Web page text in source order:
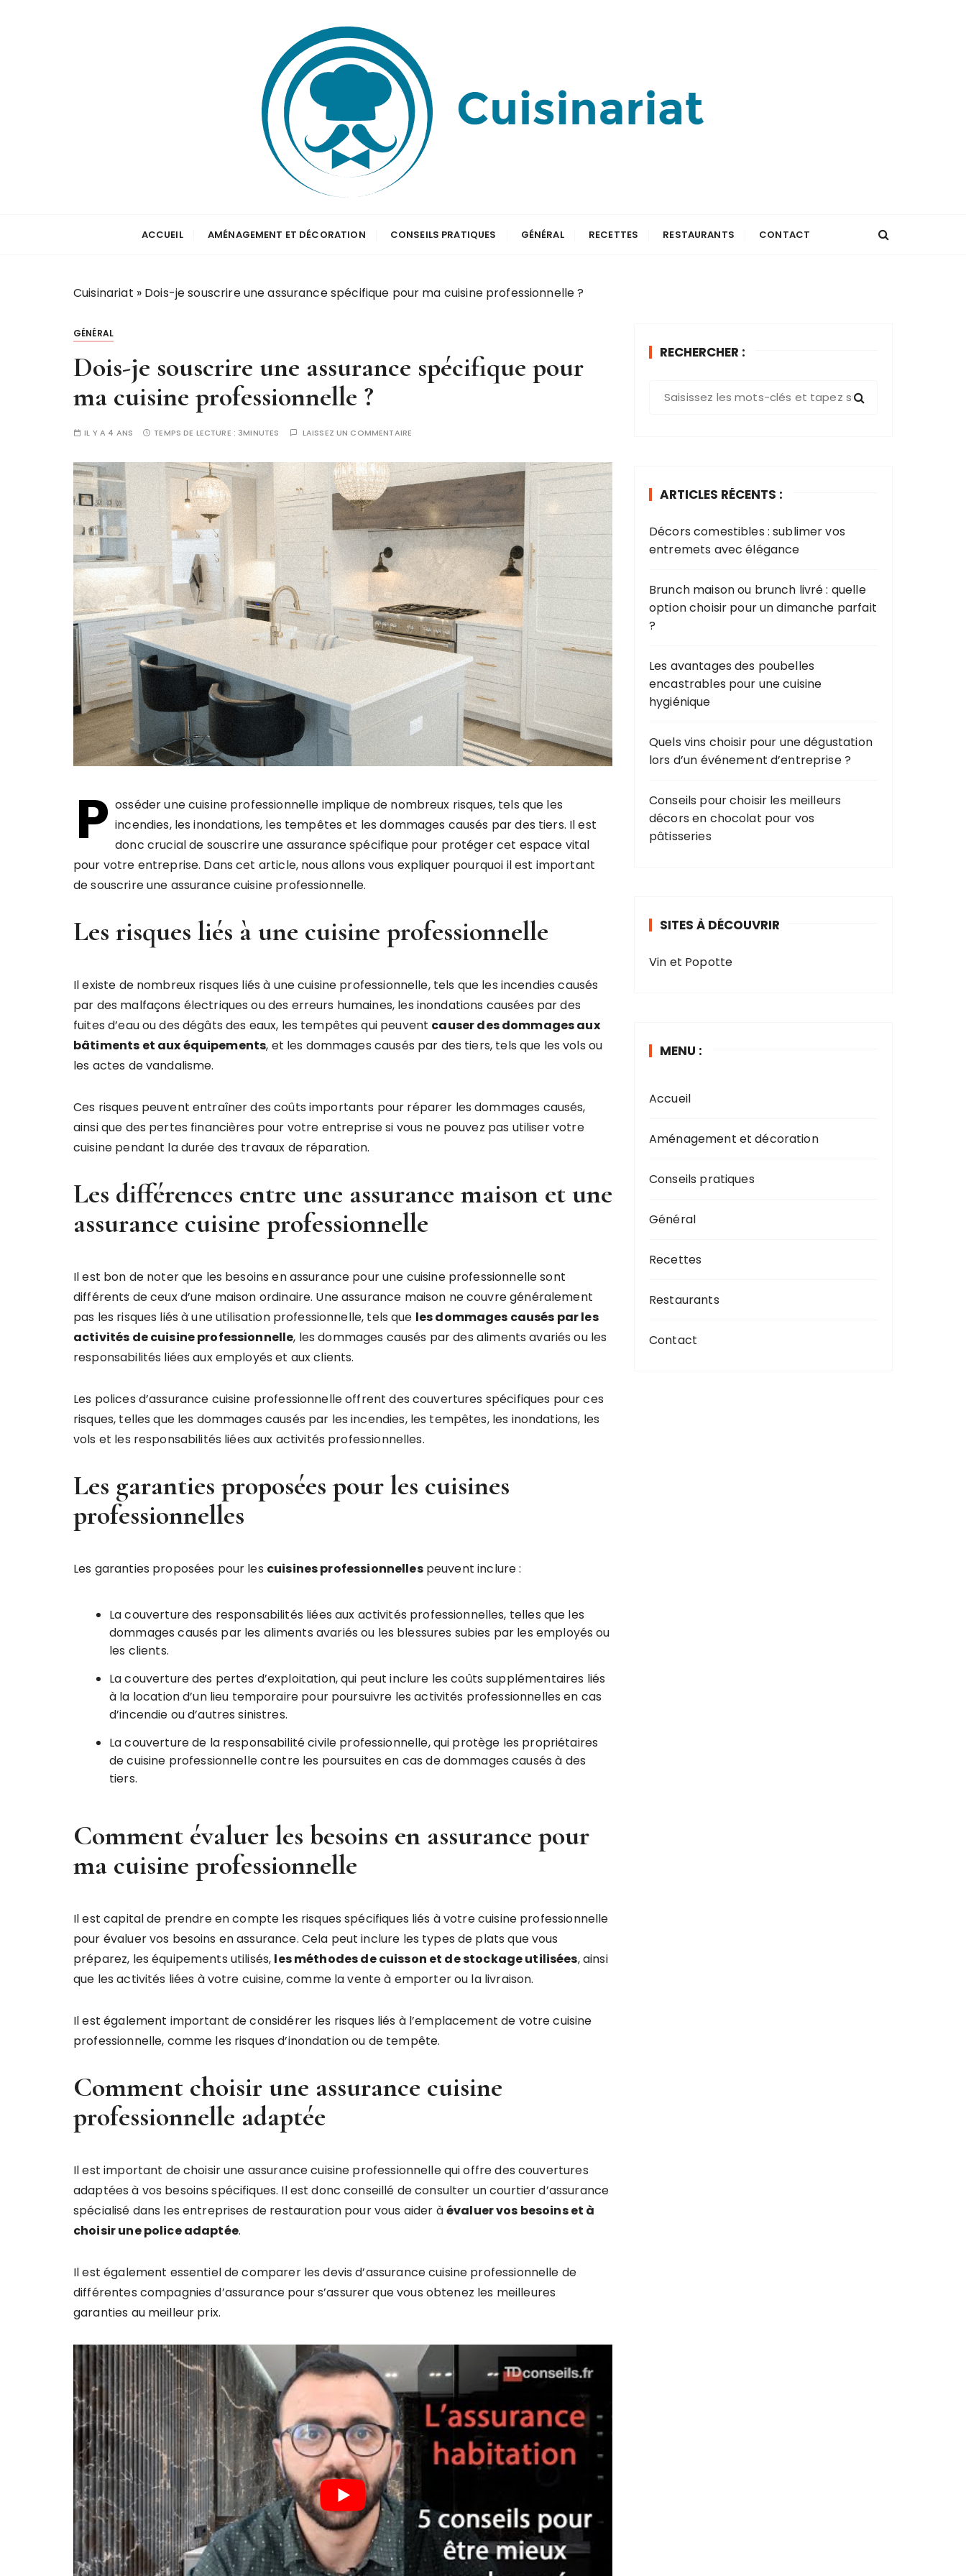
Cuisinariat
ACCUEIL AMÉNAGEMENT ET DÉCORATION CONSEILS PRATIQUES GÉNÉRAL RECETTES RESTAURANTS CONTACT
Cuisinariat » Dois-je souscrire une assurance spécifique pour ma cuisine professionnelle ?
GÉNÉRAL
Dois-je souscrire une assurance spécifique pour
ma cuisine professionnelle ?
IL Y A 4 ANS TEMPS DE LECTURE : 3MINUTES LAISSEZ UN COMMENTAIRE
P osséder une cuisine professionnelle implique de nombreux risques, tels que les
incendies, les inondations, les tempêtes et les dommages causés par des tiers. Il est
donc crucial de souscrire une assurance spécifique pour protéger cet espace vital
pour votre entreprise. Dans cet article, nous allons vous expliquer pourquoi il est important
de souscrire une assurance cuisine professionnelle.
Les risques liés à une cuisine professionnelle
Il existe de nombreux risques liés à une cuisine professionnelle, tels que les incendies causés
par des malfaçons électriques ou des erreurs humaines, les inondations causées par des
fuites d’eau ou des dégâts des eaux, les tempêtes qui peuvent causer des dommages aux
bâtiments et aux équipements, et les dommages causés par des tiers, tels que les vols ou
les actes de vandalisme.
Ces risques peuvent entraîner des coûts importants pour réparer les dommages causés,
ainsi que des pertes financières pour votre entreprise si vous ne pouvez pas utiliser votre
cuisine pendant la durée des travaux de réparation.
Les différences entre une assurance maison et une
assurance cuisine professionnelle
Il est bon de noter que les besoins en assurance pour une cuisine professionnelle sont
différents de ceux d’une maison ordinaire. Une assurance maison ne couvre généralement
pas les risques liés à une utilisation professionnelle, tels que les dommages causés par les
activités de cuisine professionnelle, les dommages causés par des aliments avariés ou les
responsabilités liées aux employés et aux clients.
Les polices d’assurance cuisine professionnelle offrent des couvertures spécifiques pour ces
risques, telles que les dommages causés par les incendies, les tempêtes, les inondations, les
vols et les responsabilités liées aux activités professionnelles.
Les garanties proposées pour les cuisines
professionnelles
Les garanties proposées pour les cuisines professionnellespeuvent inclure :
La couverture des responsabilités liées aux activités professionnelles, telles que les
dommages causés par les aliments avariés ou les blessures subies par les employés ou
les clients.
La couverture des pertes d’exploitation, qui peut inclure les coûts supplémentaires liés
à la location d’un lieu temporaire pour poursuivre les activités professionnelles en cas
d’incendie ou d’autres sinistres.
La couverture de la responsabilité civile professionnelle, qui protège les propriétaires
de cuisine professionnelle contre les poursuites en cas de dommages causés à des
tiers.
Comment évaluer les besoins en assurance pour
ma cuisine professionnelle
Il est capital de prendre en compte les risques spécifiques liés à votre cuisine professionnelle
pour évaluer vos besoins en assurance. Cela peut inclure les types de plats que vous
préparez, les équipements utilisés, les méthodes de cuisson et de stockage utilisées, ainsi
que les activités liées à votre cuisine, comme la vente à emporter ou la livraison.
Il est également important de considérer les risques liés à l’emplacement de votre cuisine
professionnelle, comme les risques d’inondation ou de tempête.
Comment choisir une assurance cuisine
professionnelle adaptée
Il est important de choisir une assurance cuisine professionnelle qui offre des couvertures
adaptées à vos besoins spécifiques. Il est donc conseillé de consulter un courtier d’assurance
spécialisé dans les entreprises de restauration pour vous aider àévaluer vos besoins et à
choisir une police adaptée.
Il est également essentiel de comparer les devis d’assurance cuisine professionnelle de
différentes compagnies d’assurance pour s’assurer que vous obtenez les meilleures
garanties au meilleur prix.
RECHERCHER :
e
p
u
r
ARTICLES RÉCENTS :
Décors comestibles : sublimer vos
entremets avec élégance​
Brunch maison ou brunch livré : quelle
option choisir pour un dimanche parfait
?
Les avantages des poubelles
encastrables pour une cuisine
hygiénique
Quels vins choisir pour une dégustation
lors d’un événement d’entreprise ?
Conseils pour choisir les meilleurs
décors en chocolat pour vos
pâtisseries
SITES À DÉCOUVRIR
Vin et Popotte
MENU :
Accueil
Aménagement et décoration
Conseils pratiques
Général
Recettes
Restaurants
Contact